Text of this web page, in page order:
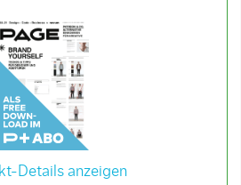
Details anzeigen